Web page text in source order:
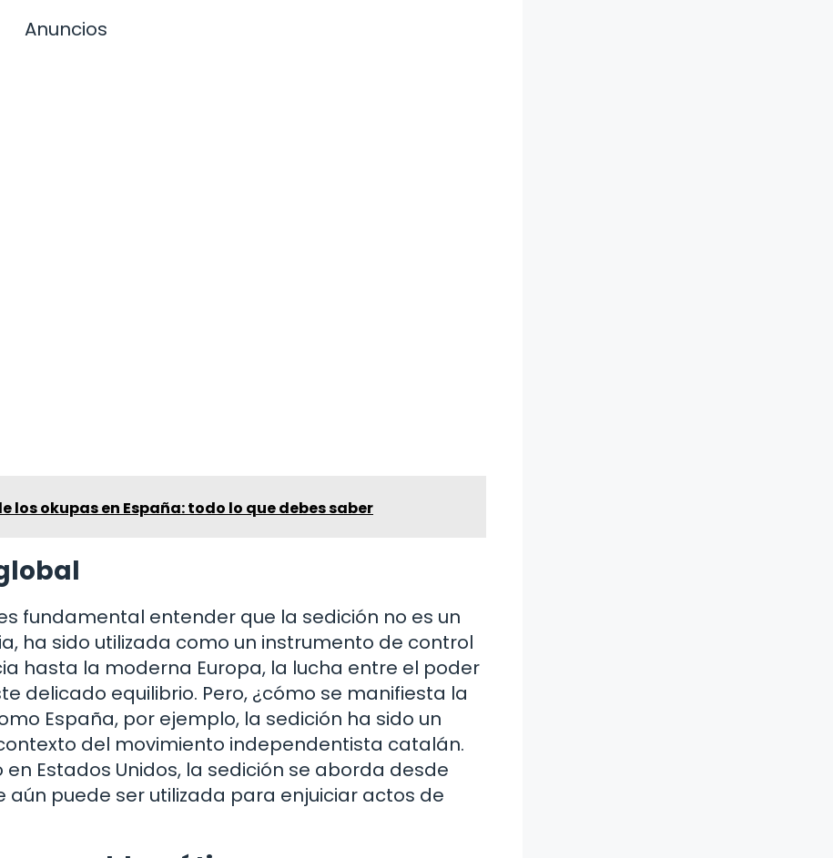
Anuncios
los okupas en España: todo lo que debes saber
fundamental entender que la sedición no es un
ha sido utilizada como un instrumento de control
hasta la moderna Europa, la lucha entre el poder
delicado equilibrio. Pero, ¿cómo se manifiesta la
España, por ejemplo, la sedición ha sido un
del movimiento independentista catalán.
Estados Unidos, la sedición se aborda desde
puede ser utilizada para enjuiciar actos de